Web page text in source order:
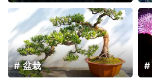
盆栽